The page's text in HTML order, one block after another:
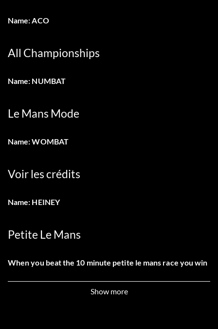
Name: ACO
All Championships
Name: NUMBAT
Le Mans Mode
Name: WOMBAT
Voir les crédits
Name: HEINEY
Petite Le Mans
When you beat the 10 minute petite le mans race you win
Show more